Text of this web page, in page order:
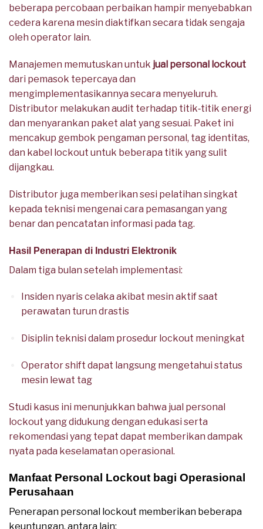
beberapa percobaan perbaikan hampir menyebabkan
cedera karena mesin diaktifkan secara tidak sengaja
oleh operator lain.
Manajemen memutuskan untuk jual personal lockout
dari pemasok tepercaya dan
mengimplementasikannya secara menyeluruh.
Distributor melakukan audit terhadap titik‑titik energi
dan menyarankan paket alat yang sesuai. Paket ini
mencakup gembok pengaman personal, tag identitas,
dan kabel lockout untuk beberapa titik yang sulit
dijangkau.
Distributor juga memberikan sesi pelatihan singkat
kepada teknisi mengenai cara pemasangan yang
benar dan pencatatan informasi pada tag.
Hasil Penerapan di Industri Elektronik
Dalam tiga bulan setelah implementasi:
Insiden nyaris celaka akibat mesin aktif saat
perawatan turun drastis
Disiplin teknisi dalam prosedur lockout meningkat
Operator shift dapat langsung mengetahui status
mesin lewat tag
Studi kasus ini menunjukkan bahwa jual personal
lockout yang didukung dengan edukasi serta
rekomendasi yang tepat dapat memberikan dampak
nyata pada keselamatan operasional.
Manfaat Personal Lockout bagi Operasional
Perusahaan
Penerapan personal lockout memberikan beberapa
keuntungan, antara lain: